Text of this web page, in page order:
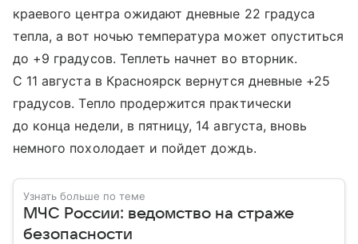
краевого центра ожидают дневные 22 градуса
тепла, а вот ночью температура может опуститься
до +9 градусов. Теплеть начнет во вторник.
С 11 августа в Красноярск вернутся дневные +25
градусов. Тепло продержится практически
до конца недели, в пятницу, 14 августа, вновь
немного похолодает и пойдет дождь.
Узнать больше по теме
МЧС России: ведомство на страже
безопасности